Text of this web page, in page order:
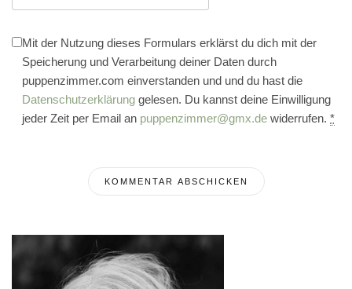
Mit der Nutzung dieses Formulars erklärst du dich mit der
Speicherung und Verarbeitung deiner Daten durch
puppenzimmer.com einverstanden und und du hast die
Datenschutzerklärung gelesen. Du kannst deine Einwilligung
jeder Zeit per Email an puppenzimmer@gmx.de widerrufen. *